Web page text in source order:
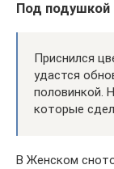
Под подушкой
Приснился
удастся
половинкой.
которые
В Женском